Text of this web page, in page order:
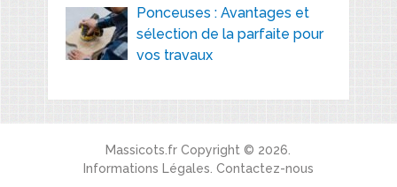
Ponceuses : Avantages et
sélection de la parfaite pour
vos travaux
Massicots.fr Copyright © 2026.
Informations Légales. Contactez-nous